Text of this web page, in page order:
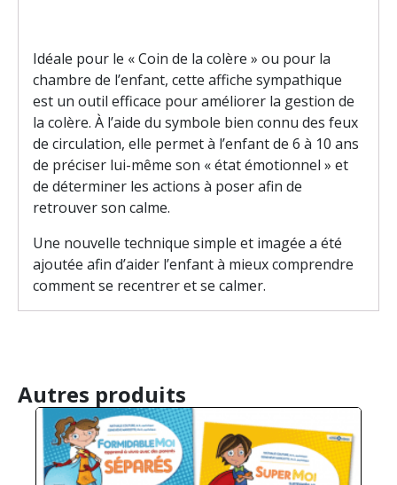
Idéale pour le « Coin de la colère » ou pour la
chambre de l’enfant, cette affiche sympathique
est un outil efficace pour améliorer la gestion de
la colère. À l’aide du symbole bien connu des feux
de circulation, elle permet à l’enfant de 6 à 10 ans
de préciser lui-même son « état émotionnel » et
de déterminer les actions à poser afin de
retrouver son calme.
Une nouvelle technique simple et imagée a été
ajoutée afin d’aider l’enfant à mieux comprendre
comment se recentrer et se calmer.
Autres produits